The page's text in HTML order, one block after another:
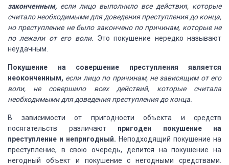
законченным, если лицо выполнило все действия, которые
считало необходимымидля доведения преступления до конца,
но преступление не было закончено по причинам, которые не
по лежали от его воли. Это покушение нередко называют
неудачным.
Покушение на совершение преступления является
неоконченным, если лицо по причинам, не зависящим от его
воли, несовершило всех действий, которые считала
необходимыми для доведения преступлениядо конца.
В зависимости от пригодности объекта и средств
посягательств различают
пригоден покушение на
преступление и непригодный. Неподходящий покушение на
преступление, в свою очередь, делится на покушение на
негодный объект и покушение с негодными средствами.